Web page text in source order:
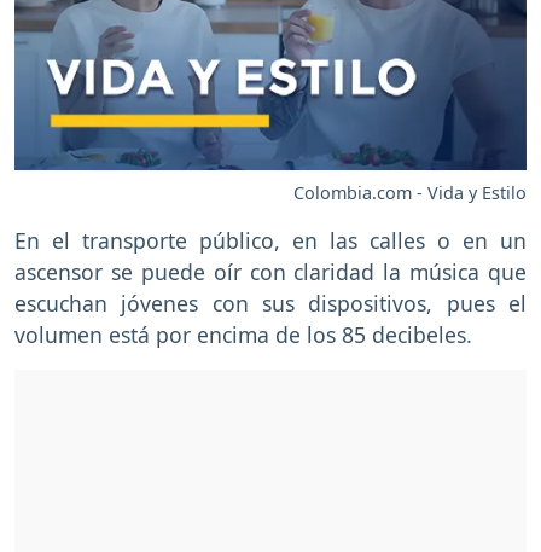
Colombia.com - Vida y Estilo
En el transporte público, en las calles o en un
ascensor se puede oír con claridad la música que
escuchan jóvenes con sus dispositivos, pues el
volumen está por encima de los 85 decibeles.